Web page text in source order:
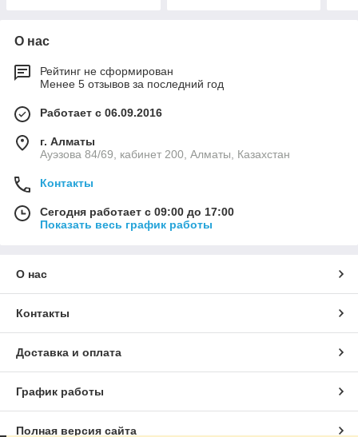
О нас
Рейтинг не сформирован
Менее 5 отзывов за последний год
Работает с 06.09.2016
г. Алматы
Ауэзова 84/69, кабинет 200, Алматы, Казахстан
Контакты
Сегодня работает с 09:00 до 17:00
Показать весь график работы
О нас
Контакты
Доставка и оплата
График работы
Полная версия сайта